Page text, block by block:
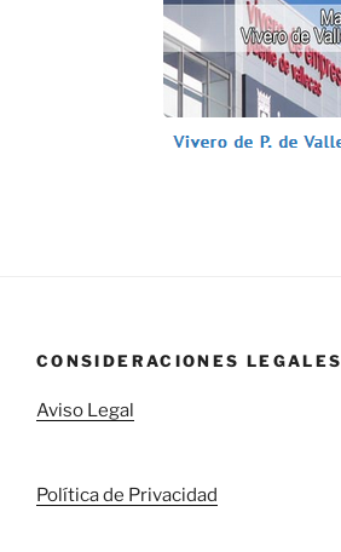
CONSIDERACIONES LEGALES
Aviso Legal
Política de Privacidad